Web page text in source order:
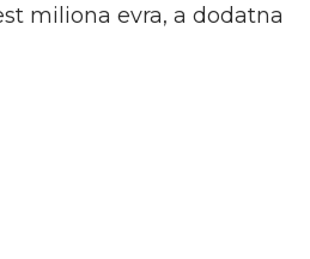
miliona evra, a dodatna